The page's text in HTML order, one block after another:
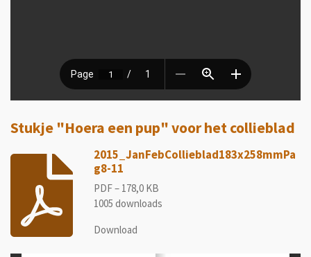
Stukje "Hoera een pup" voor het collieblad
2015_JanFebCollieblad183x258mmPa
g8-11
PDF – 178,0 KB
1005 downloads
Download